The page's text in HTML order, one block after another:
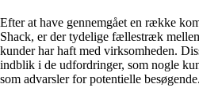
Efter at have gennemgået en række
Shack, er der tydelige fællestræk
kunder har haft med virksomheden.
indblik i de udfordringer, som nogle
som advarsler for potentielle besøgende.